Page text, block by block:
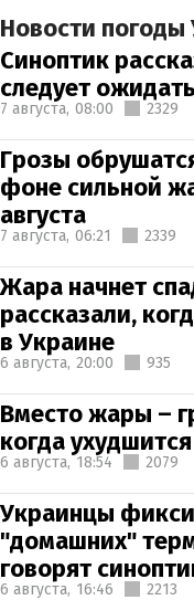
Новости
Синоптик
следует
7 августа, 08:00 2329
Грозы
фоне сильной
августа
7 августа, 06:21 2339
Жара начнет
рассказали,
в Украине
6 августа, 20:00 935
Вместо жары –
когда
6 августа, 18:54 2079
Украинцы
"домашних"
говорят
6 августа, 16:46 2213